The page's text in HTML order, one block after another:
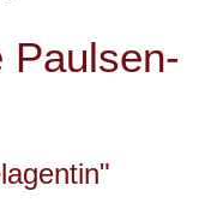
Paulsen-